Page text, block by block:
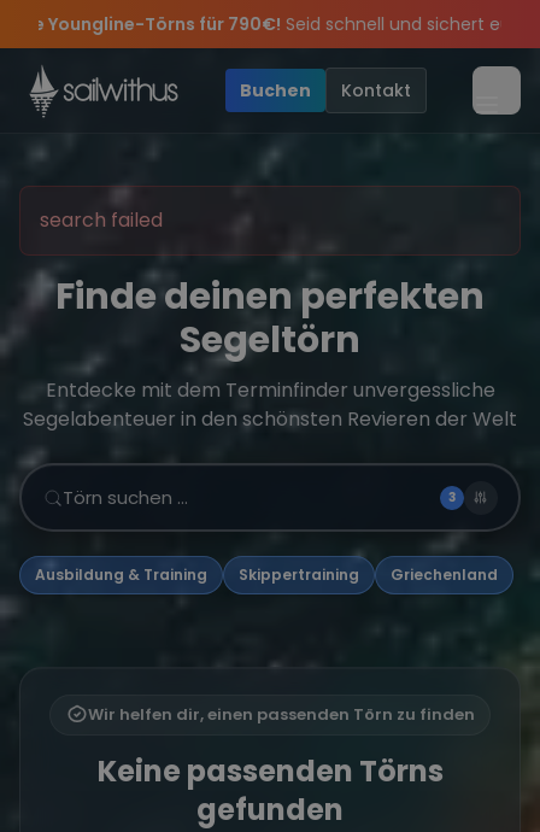
Skip to content
790€!Seid schnell und sichert euch die letzten Plätze.
Sichere Dir jetztDein Meilenbuch und Deine sailwithus-
Angebote mehr Sowie20€ Rabatt auf deinen ersten Törn!
die Törns, die Crew und die besten Geschichten des
Buchen
Kontakt
search failed
Finde deinen perfekten
Segeltörn
Entdecke mit dem Terminfinder unvergessliche
Segelabenteuer in den schönsten Revieren der Welt
Törn suchen … 3
Ausbildung & Training Skippertraining Griechenland
Wir helfen dir, einen passenden Törn zu finden
Keine passenden Törns
gefunden